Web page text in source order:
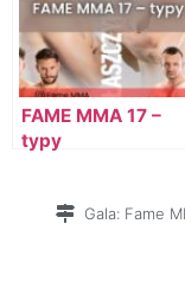
FAME MMA 17 –
typy
Gala: Fame